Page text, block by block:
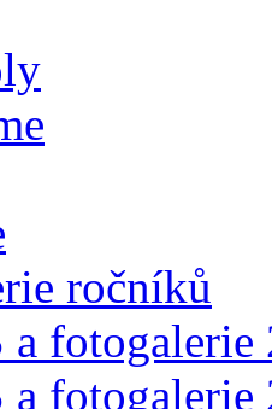
ročníků
a fotogalerie
a fotogalerie